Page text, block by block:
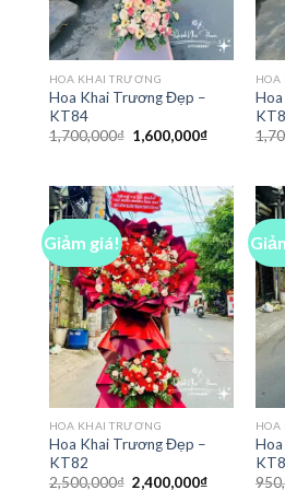
HOA KHAI TRƯƠNG
Hoa Khai Trương Đẹp –
KT84
1,700,000₫ Giá
gốc
1,600,000₫Giá
1,600,000₫.
HOA
Giảm giá!
HOA KHAI TRƯƠNG
Hoa Khai Trương Đẹp –
KT82
2,500,000₫ Giá
2,400,000₫Giá
HOA